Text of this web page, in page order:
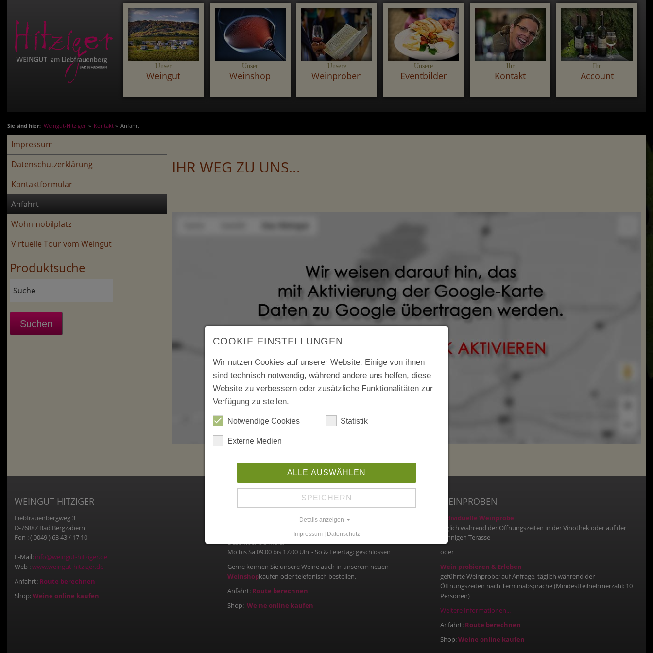
Unser
Weingut
Unser
Weinshop
Unsere
Weinproben
Unsere
Eventbilder
Ihr
Kontakt
Ihr
Account
Sie sind hier: Weingut-Hitziger» Kontakt » Anfahrt
Impressum
Datenschutzerklärung
Kontaktformular
Anfahrt
Wohnmobilplatz
Virtuelle Tour vom Weingut
Produktsuche
IHR WEG ZU UNS...
WEINGUT HITZIGER
Liebfrauenbergweg 3
D-76887 Bad Bergzabern
Fon : ( 0049 ) 63 43 / 17 10
E-Mail: info@weingut-hitziger.de
Web :www.weingut-hitziger.de
Anfahrt: Route berechnen
Shop:Weine online kaufen
Dezember bis März:
Mo bis Sa 09.00 bis 17.00 Uhr - So & Feiertag: geschlossen
Gerne können Sie unsere Weine auch in unserem neuen
Weinshopkaufen oder telefonisch bestellen.
Anfahrt: Route berechnen
Shop: Weine online kaufen
WEINPROBEN
Individuelle Weinprobe
täglich während der Öffnungszeiten in der Vinothek oder auf der
sonnigen Terasse
oder
Wein probieren & Erleben
geführte Weinprobe; auf Anfrage, täglich während der
Öffnungszeiten nach Terminabsprache (Mindestteilnehmerzahl: 10
Personen)
Weitere Informationen...
Anfahrt: Route berechnen
Shop:Weine online kaufen
COOKIE EINSTELLUNGEN
Wir nutzen Cookies auf unserer Website. Einige von ihnen
sind technisch notwendig, während andere uns helfen, diese
Website zu verbessern oder zusätzliche Funktionalitäten zur
Verfügung zu stellen.
Notwendige Cookies Statistik
Externe Medien
ALLE AUSWÄHLEN
SPEICHERN
Details anzeigen
Impressum | Datenschutz